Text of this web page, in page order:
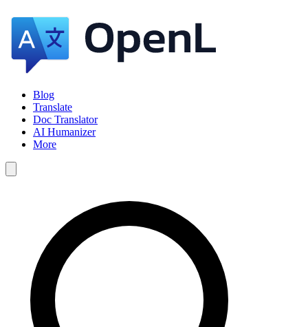
Blog
Translate
Doc Translator
AI Humanizer
More